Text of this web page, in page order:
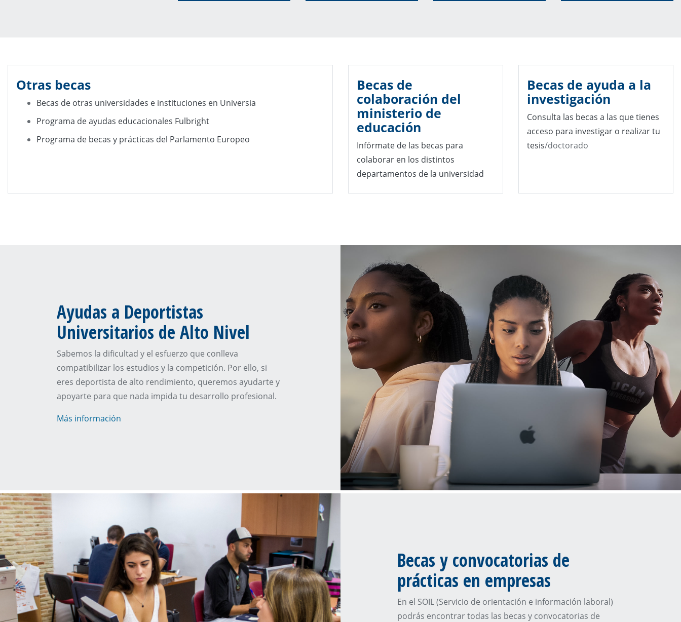
Otras becas
Becas de otras universidades e instituciones en Universia
Programa de ayudas educacionales Fulbright
Programa de becas y prácticas del Parlamento Europeo
Becas de
colaboración del
ministerio de
educación
Infórmate de las becas para
colaborar en los distintos
departamentos de la universidad
Becas de ayuda a la
investigación
Consulta las becas a las que tienes
acceso para investigar o realizar tu
tesis/doctorado
Ayudas a Deportistas
Universitarios de Alto Nivel
Sabemos la dificultad y el esfuerzo que conlleva
compatibilizar los estudios y la competición. Por ello, si
eres deportista de alto rendimiento, queremos ayudarte y
apoyarte para que nada impida tu desarrollo profesional.
Más información
Becas y convocatorias de
prácticas en empresas
En el SOIL (Servicio de orientación e información laboral)
podrás encontrar todas las becas y convocatorias de